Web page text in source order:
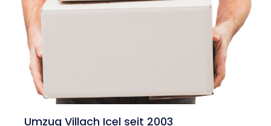
Umzug Villach Icel seit 2003